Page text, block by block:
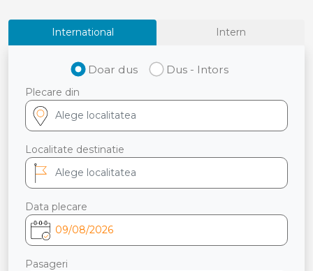
International Intern
Doar dus Dus - Intors
Plecare din
Localitate destinatie
Data plecare
Pasageri